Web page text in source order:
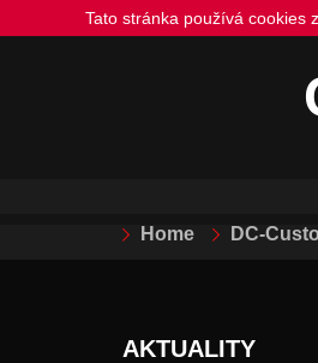
Tato stránka používá cookies
Home DC-
AKTUALITY